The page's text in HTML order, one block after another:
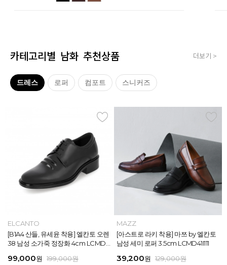
카테고리별 남화 추천상품 더보기 >
드레스 로퍼 컴포트 스니커즈
MAZZ
마쯔 by 엘칸토 남성 데이엔 스니커즈
3.5cm LCMS20M413
71,400원 189,000원
INTENSE
[아스트로 엠제이 착용] 인텐스 by 엘
칸토 남성 클래식 스니커즈 3cm LC
45,900원 129,000원
ELCANTO
[B1A4 산들, 유세윤 착용] 엘칸토 오렌
38 남성 소가죽 정장화 4cm LCMD3
99,000원 199,000원
MAZZ
[아스트로 라키 착용] 마쯔 by 엘칸토
남성 세미 로퍼 3.5cm LCMD41I111
39,200원 129,000원
MAZZ
[박형식, 지창욱 착용] 마쯔 by 엘칸토
남성 페니 로퍼 3.5cm LCMD82I111
39,200원 129,000원
MAZZ
[안보현 착용] 마쯔 by 엘칸토 남성 캐
쥬얼 플렉시블 로퍼 2cm LCMC93M
38,250원 159,000원
MAZZ
마쯔 by 엘칸토 남성 데일리 컴포트화
4cm LCMF95M111
38,250원 129,000원
MAZZ
마쯔 by 엘칸토 남성 캐주얼 더비 슈
즈 2.4cm LCMC21M326
38,250원 129,000원
MAZZ
마쯔 by 엘칸토 남성 데이엔 스니커즈
3.5cm LCMS20M413
71,400원 189,000원
INTENSE
[아스트로 엠제이 착용] 인텐스 by 엘
칸토 남성 클래식 스니커즈 3cm LC
45,900원 129,000원
ELCANTO
[B1A4 산들, 유세윤 착용] 엘칸토 오렌
38 남성 소가죽 정장화 4cm LCMD3
99,000원 199,000원
MAZZ
[아스트로 라키 착용] 마쯔 by 엘칸토
남성 세미 로퍼 3.5cm LCMD41I111
39,200원 129,000원